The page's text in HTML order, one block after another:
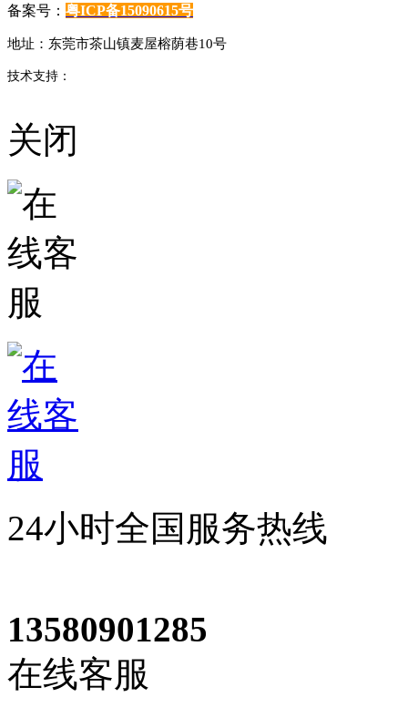
备案号： 粤ICP备15090615号
地址：东莞市茶山镇麦屋榕荫巷10号
技术支持：
关闭
24小时全国服务热线
13580901285
在线客服